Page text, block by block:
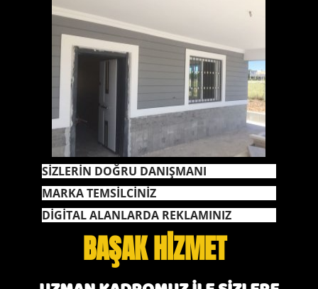
BAŞAK HİZMET
SİZLERİN DOĞRU DANIŞMANI
MARKA TEMSİLCİNİZ
DİGİTAL ALANLARDA REKLAMINIZ